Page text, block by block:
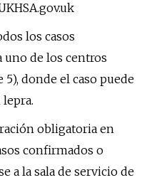
los casos
uno de los centros
donde el caso puede
obligatoria en
confirmados o
a la sala de servicio de